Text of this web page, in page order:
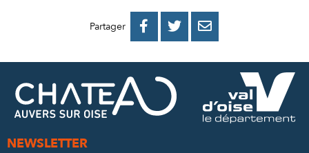
Partager 
PARTAGER
FACEBOOK
PARTAGER
PARTAGER
MAIL
NEWSLETTER